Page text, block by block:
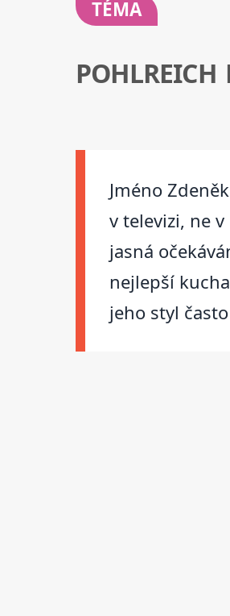
TÉMA
Jméno
v televizi, ne
jasná
nejlepší
jeho styl